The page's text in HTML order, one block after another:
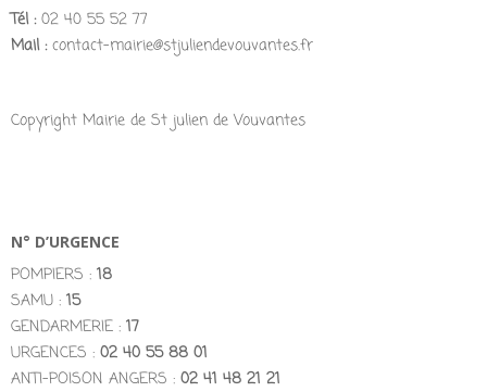
Tél :02 40 55 52 77
Mail :contact-mairie@stjuliendevouvantes.fr
Copyright Mairie de St julien de Vouvantes
N° D’URGENCE
POMPIERS : 18
SAMU : 15
GENDARMERIE : 17
URGENCES : 02 40 55 88 01
ANTI-POISON ANGERS : 02 41 48 21 21